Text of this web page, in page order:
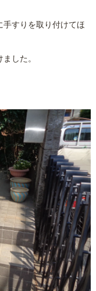
すりを取り付けてほ
した。